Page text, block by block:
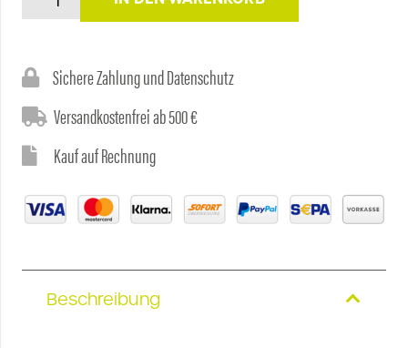
war:
200,84€
Preis
ist:
199,99€.
Rückfahrkamera
Sichere Zahlung und Datenschutz
Versandkostenfrei ab 500 €
Kauf auf Rechnung
Beschreibung